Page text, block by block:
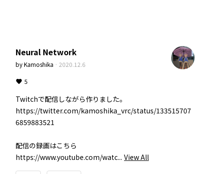
Neural Network
byKamoshika · 2020.12.6
5
Twitchで配信しながら作りました。
https://twitter.com/kamoshika_vrc/status/133515707
6859883521
配信の録画はこちら
https://www.youtube.com/watc... View All